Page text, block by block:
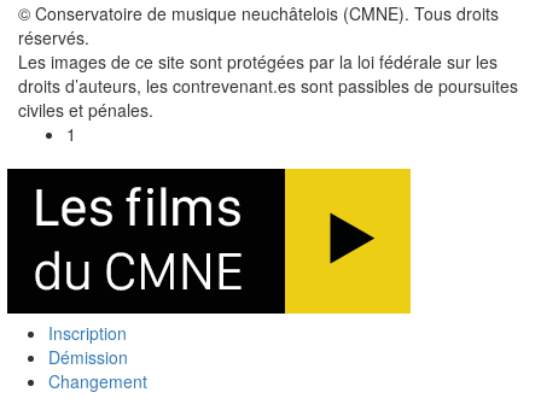
© Conservatoire de musique neuchâtelois (CMNE). Tous droits
réservés.
Les images de ce site sont protégées par la loi fédérale sur les
droits d’auteurs, les contrevenant.es sont passibles de poursuites
civiles et pénales.
1
Inscription
Démission
Changement